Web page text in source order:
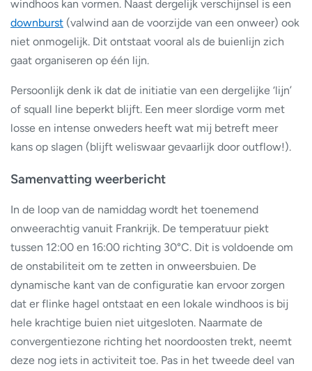
windhoos kan vormen. Naast dergelijk verschijnsel is een
downburst (valwind aan de voorzijde van een onweer) ook
niet onmogelijk. Dit ontstaat vooral als de buienlijn zich
gaat organiseren op één lijn.
Persoonlijk denk ik dat de initiatie van een dergelijke ‘lijn’
of squall line beperkt blijft. Een meer slordige vorm met
losse en intense onweders heeft wat mij betreft meer
kans op slagen (blijft weliswaar gevaarlijk door outflow!).
Samenvatting weerbericht
In de loop van de namiddag wordt het toenemend
onweerachtig vanuit Frankrijk. De temperatuur piekt
tussen 12:00 en 16:00 richting 30°C. Dit is voldoende om
de onstabiliteit om te zetten in onweersbuien. De
dynamische kant van de configuratie kan ervoor zorgen
dat er flinke hagel ontstaat en een lokale windhoos is bij
hele krachtige buien niet uitgesloten. Naarmate de
convergentiezone richting het noordoosten trekt, neemt
deze nog iets in activiteit toe. Pas in het tweede deel van